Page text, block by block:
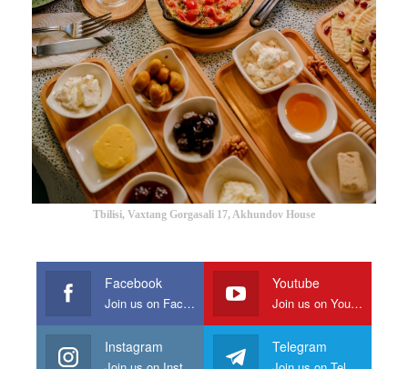
Tbilisi, Vaxtang Gorgasali 17, Akhundov House
Facebook
Join us on Facebook
Youtube
Join us on Youtube
Instagram Telegram